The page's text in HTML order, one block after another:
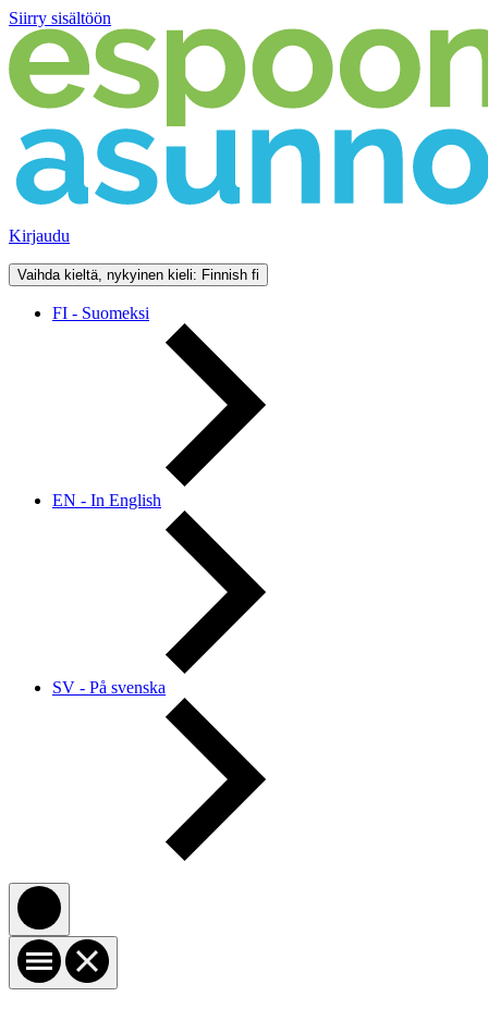
Siirry sisältöön
Kirjaudu
Vaihda kieltä, nykyinen kieli: Finnish fi
FI - Suomeksi
EN - In English
SV - På svenska